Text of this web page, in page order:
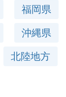
福岡県
沖縄県
北陸地方